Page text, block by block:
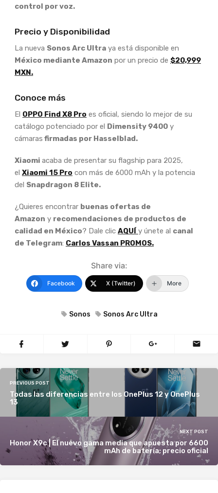
control por voz.
Precio y Disponibilidad
La nueva Sonos Arc Ultra ya está disponible en
México mediante Amazon por un precio de $20,999
MXN.
Conoce más
El OPPO Find X8 Pro es oficial, siendo lo mejor de su
catálogo potenciado por el Dimensity 9400 y
cámaras firmadas por Hasselblad.
Xiaomi acaba de presentar su flagship para 2025,
el Xiaomi 15 Pro con más de 6000 mAh y la potencia
del Snapdragon 8 Elite.
¿Quieres encontrar buenas ofertas de
Amazon y recomendaciones de productos de
calidad en México? Dale clic AQUÍ y únete al canal
de Telegram: Carlos Vassan PROMOS.
Share via:
Facebook X (Twitter) More
Sonos Sonos Arc Ultra
PREVIOUS POST
Todas las diferencias entre los OnePlus 12 y OnePlus
13
NEXT POST
Honor X9c | El nuevo gama media que apuesta por 6600
mAh de batería; precio oficial